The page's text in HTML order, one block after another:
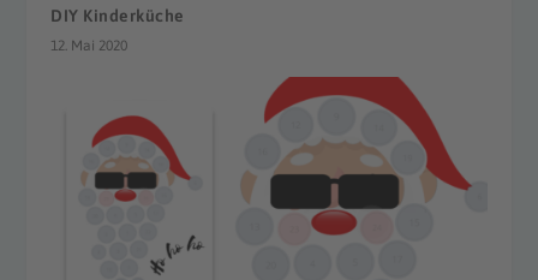
DIY Kinderküche
12. Mai 2020